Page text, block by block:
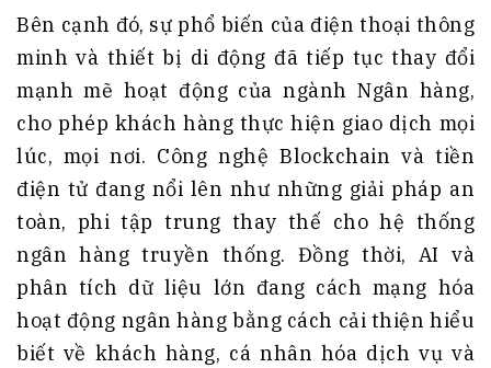
Bên cạnh đó, sự phổ biến của điện thoại thông
minh và thiết bị di động đã tiếp tục thay đổi
mạnh mẽ hoạt động của ngành Ngân hàng,
cho phép khách hàng thực hiện giao dịch mọi
lúc, mọi nơi. Công nghệ Blockchain và tiền
điện tử đang nổi lên như những giải pháp an
toàn, phi tập trung thay thế cho hệ thống
ngân hàng truyền thống. Đồng thời, AI và
phân tích dữ liệu lớn đang cách mạng hóa
hoạt động ngân hàng bằng cách cải thiện hiểu
biết về khách hàng, cá nhân hóa dịch vụ và